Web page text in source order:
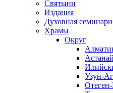
Святыни
Издания
Духовная
Храмы
Округ
Узун-